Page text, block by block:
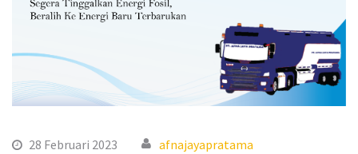
28 Februari 2023 afnajayapratama